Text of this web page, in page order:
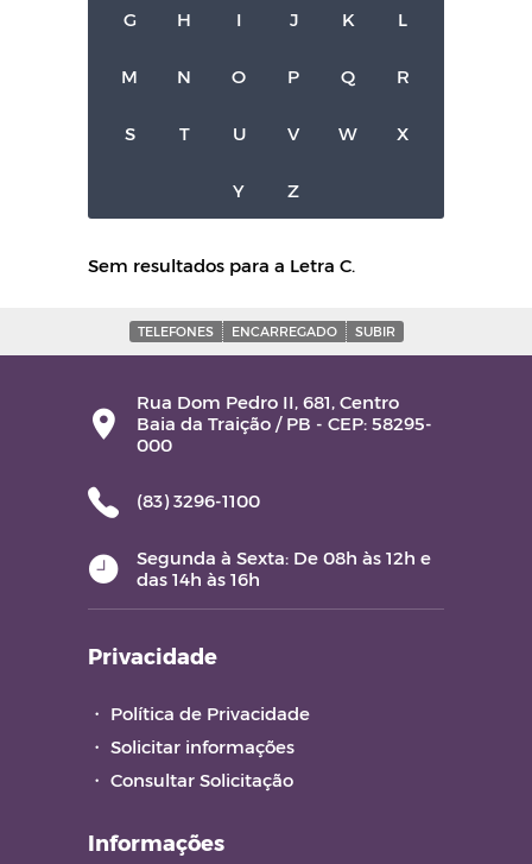
G H I J K L
M N O P Q R
S T U V W X
Y Z
Sem resultados para a Letra C.
TELEFONES ENCARREGADO SUBIR
Rua Dom Pedro II, 681, Centro
Baia da Traição / PB - CEP: 58295-
000
(83) 3296-1100
Segunda à Sexta: De 08h às 12h e
das 14h às 16h
Privacidade
・ Política de Privacidade
・ Solicitar informações
・ Consultar Solicitação
Informações